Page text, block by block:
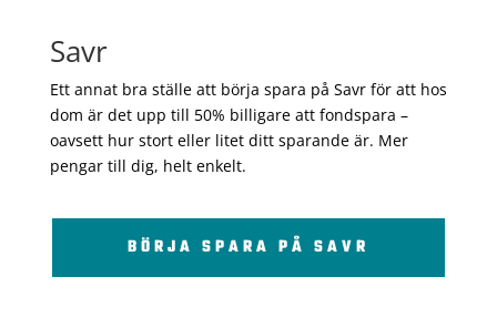
Savr
Ett annat bra ställe att börja spara på Savr för att hos
dom är det upp till 50% billigare att fondspara –
oavsett hur stort eller litet ditt sparande är. Mer
pengar till dig, helt enkelt.
BÖRJA SPARA PÅ SAVR